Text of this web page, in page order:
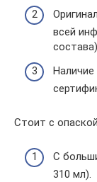
всей
Наличие
Стоит с
С
310 мл).